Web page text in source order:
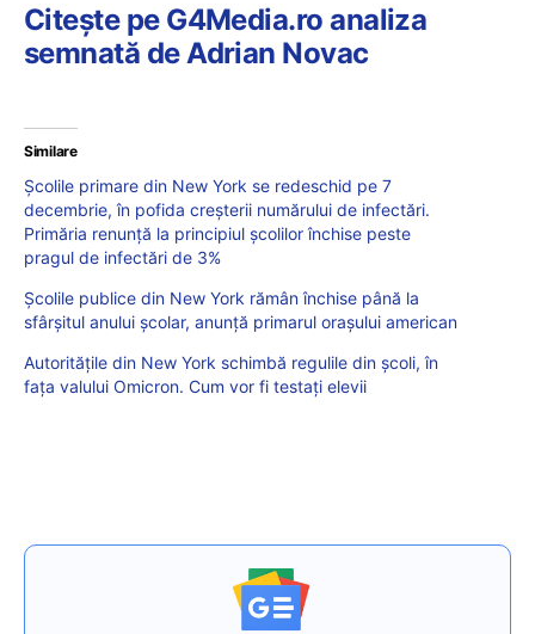
Citește pe G4Media.ro analiza
semnată de Adrian Novac
Similare
Şcolile primare din New York se redeschid pe 7
decembrie, în pofida creşterii numărului de infectări.
Primăria renunță la principiul școlilor închise peste
pragul de infectări de 3%
Școlile publice din New York rămân închise până la
sfârșitul anului şcolar, anunță primarul orașului american
Autoritățile din New York schimbă regulile din școli, în
fața valului Omicron. Cum vor fi testați elevii